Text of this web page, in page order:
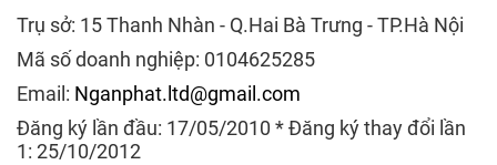
Trụ sở: 15 Thanh Nhàn - Q.Hai Bà Trưng - TP.Hà Nội
Mã số doanh nghiệp: 0104625285
Email: Nganphat.ltd@gmail.com
Đăng ký lần đầu: 17/05/2010 * Đăng ký thay đổi lần
1: 25/10/2012